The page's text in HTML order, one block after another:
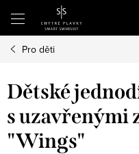
obsah
Pro děti
Dětské
s uzavřenými
"Wings"